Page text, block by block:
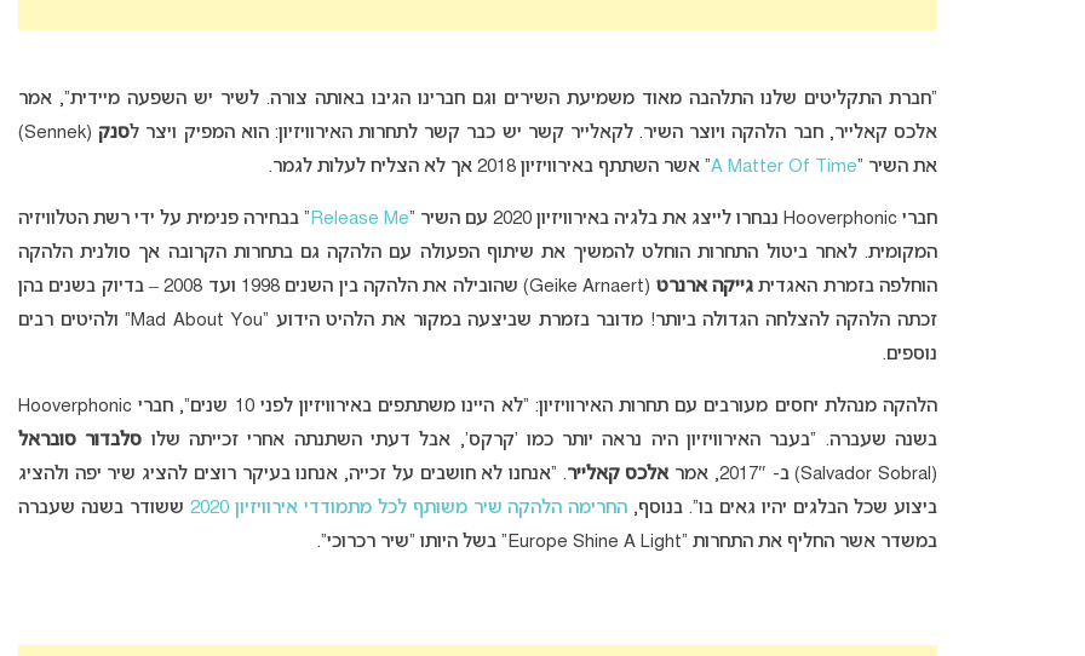
“חברת התקליטים שלנו התלהבה מאוד משמיעת השירים וגם חברינו הגיבו באותה צורה. לשיר יש השפעה מיידית”, אמר
אלכס קאלייר, חבר הלהקה ויוצר השיר. לקאלייר קשר יש כבר קשר לתחרות האירוויזיון: הוא המפיק ויצר לסנק
(Sennek)
את השיר “A Matter Of Time” אשר השתתף באירוויזיון 2018 אך לא הצליח לעלות לגמר.
חברי Hooverphonic נבחרו לייצג את בלגיה באירוויזיון 2020 עם השיר “ Release Me ” בבחירה פנימית על ידי רשת הטלוויזיה
המקומית. לאחר ביטול התחרות הוחלט להמשיך את שיתוף הפעולה עם הלהקה גם בתחרות הקרובה אך סולנית הלהקה
הוחלפה בזמרת האגדית גייקה ארנרט
(Geike Arnaert) שהובילה את הלהקה בין השנים 1998 ועד 2008 – בדיוק בשנים בהן
זכתה הלהקה להצלחה הגדולה ביותר! מדובר בזמרת שביצעה במקור את הלהיט הידוע “Mad About You” ולהיטים רבים
נוספים.
הלהקה מנהלת יחסים מעורבים עם תחרות האירוויזיון: “לא היינו משתתפים באירוויזיון לפני 10 שנים”, חברי Hooverphonic
בשנה שעברה. “בעבר האירוויזיון היה נראה יותר כמו ‘קרקס’, אבל דעתי השתנתה אחרי זכייתה שלו סלבדור סובראל
(Salvador Sobral) ב- 2017″, אמר
אלכס קאלייר. “אנחנו לא חושבים על זכייה, אנחנו בעיקר רוצים להציג שיר יפה ולהציג
ביצוע שכל הבלגים יהיו גאים בו”. בנוסף, החרימה הלהקה שיר משותף לכל מתמודדי אירוויזיון 2020
ששודר בשנה שעברה
במשדר אשר החליף את התחרות “Europe Shine A Light” בשל היותו “שיר רכרוכי”.